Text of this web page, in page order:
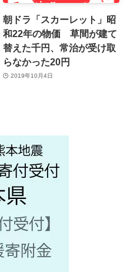
朝ドラ「スカーレット」昭
和22年の物価 草間が建て
替えた千円、常治が受け取
らなかった20円
2019年10月4日